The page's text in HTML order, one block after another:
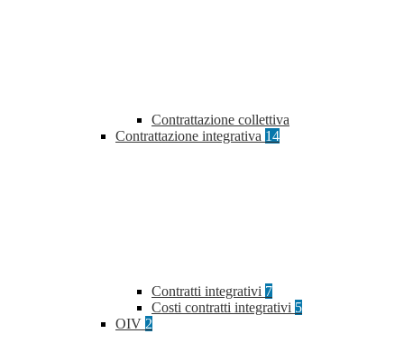
Contrattazione collettiva
Contrattazione integrativa 14
Contratti integrativi 7
Costi contratti integrativi 5
OIV 2